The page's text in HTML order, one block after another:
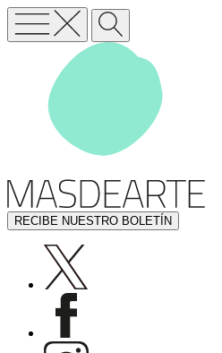
RECIBE NUESTRO BOLETÍN